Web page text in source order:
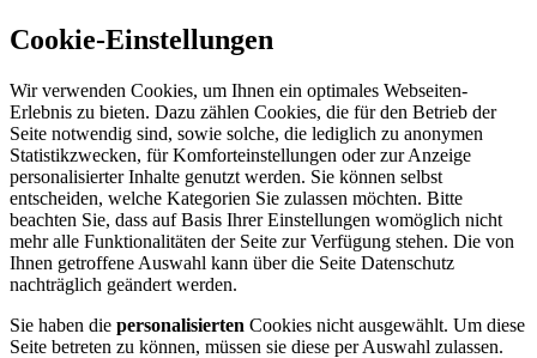
Cookie-Einstellungen
Wir verwenden Cookies, um Ihnen ein optimales Webseiten-
Erlebnis zu bieten. Dazu zählen Cookies, die für den Betrieb der
Seite notwendig sind, sowie solche, die lediglich zu anonymen
Statistikzwecken, für Komforteinstellungen oder zur Anzeige
personalisierter Inhalte genutzt werden. Sie können selbst
entscheiden, welche Kategorien Sie zulassen möchten. Bitte
beachten Sie, dass auf Basis Ihrer Einstellungen womöglich nicht
mehr alle Funktionalitäten der Seite zur Verfügung stehen. Die von
Ihnen getroffene Auswahl kann über die Seite Datenschutz
nachträglich geändert werden.
Sie haben die personalisierten Cookies nicht ausgewählt. Um diese
Seite betreten zu können, müssen sie diese per Auswahl zulassen.